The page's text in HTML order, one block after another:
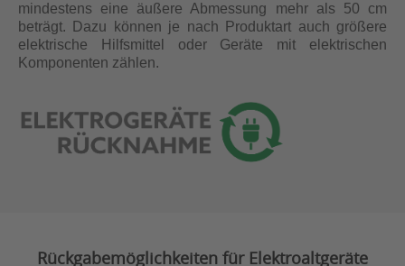
mindestens eine äußere Abmessung mehr als 50 cm
beträgt. Dazu können je nach Produktart auch größere
elektrische Hilfsmittel oder Geräte mit elektrischen
Komponenten zählen.
Rückgabemöglichkeiten für Elektroaltgeräte